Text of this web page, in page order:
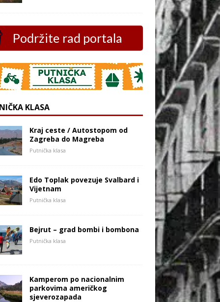
Podržite rad portala
KLASA
Kraj ceste / Autostopom od
Zagreba do Magreba
Putnička klasa
Edo Toplak povezuje Svalbard i
Vijetnam
Putnička klasa
Bejrut – grad bombi i bombona
Putnička klasa
Kamperom po nacionalnim
parkovima američkog
sjeverozapada